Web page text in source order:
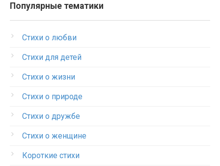
Популярные тематики
Стихи о любви
Стихи для детей
Стихи о жизни
Стихи о природе
Стихи о дружбе
Стихи о женщине
Короткие стихи